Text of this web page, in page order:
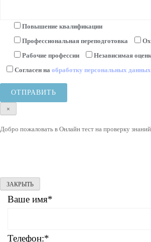
Повышение квалификации
Профессиональная переподготовка
Рабочие профессии
Независимая
Согласен на обработку персональных данных
×
Добро пожаловать в Онлайн тест на проверку
ЗАКРЫТЬ
Ваше имя*
Телефон:*